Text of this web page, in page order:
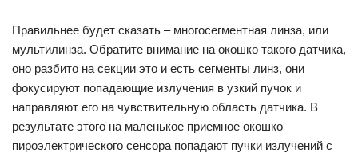
Правильнее будет сказать – многосегментная линза, или
мультилинза. Обратите внимание на окошко такого датчика,
оно разбито на секции это и есть сегменты линз, они
фокусируют попадающие излучения в узкий пучок и
направляют его на чувствительную область датчика. В
результате этого на маленькое приемное окошко
пироэлектрического сенсора попадают пучки излучений с